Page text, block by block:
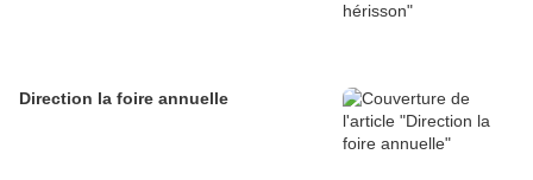
Direction la foire annuelle